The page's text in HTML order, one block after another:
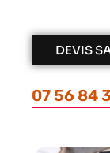
DEVIS
07 56 84